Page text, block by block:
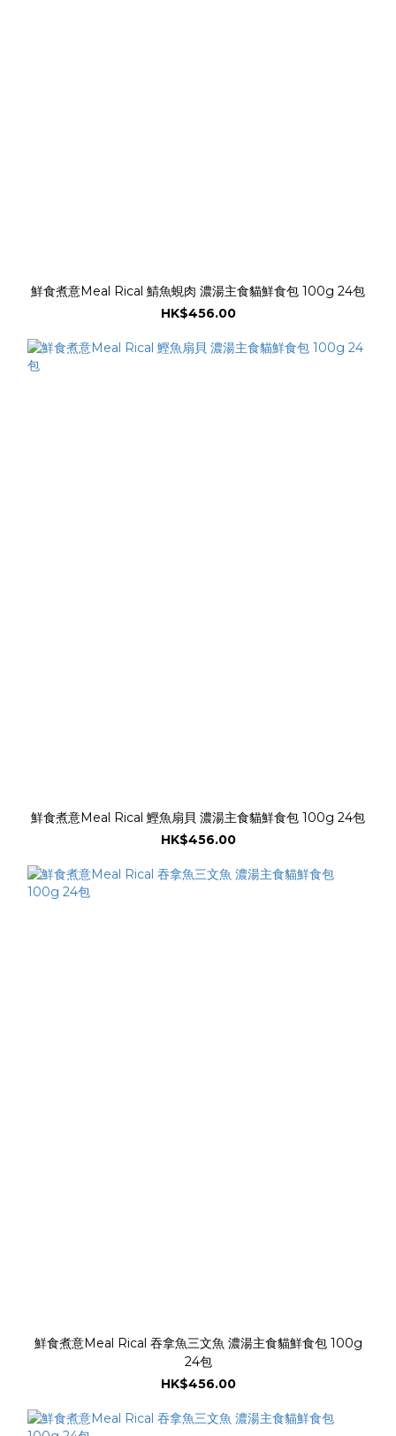
鮮食煮意Meal Rical 鯖魚蜆肉 濃湯主食貓鮮食包 100g 24包
HK$456.00
鮮食煮意Meal Rical 鰹魚扇貝 濃湯主食貓鮮食包 100g 24包
HK$456.00
鮮食煮意Meal Rical 吞拿魚三文魚 濃湯主食貓鮮食包 100g
24包
HK$456.00